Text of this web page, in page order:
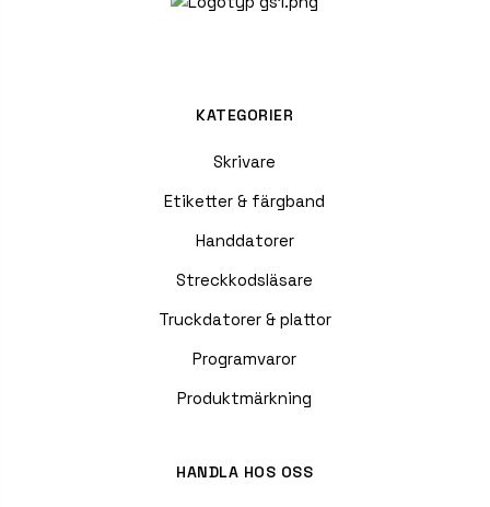
KATEGORIER
Skrivare
Etiketter & färgband
Handdatorer
Streckkodsläsare
Truckdatorer & plattor
Programvaror
Produktmärkning
HANDLA HOS OSS